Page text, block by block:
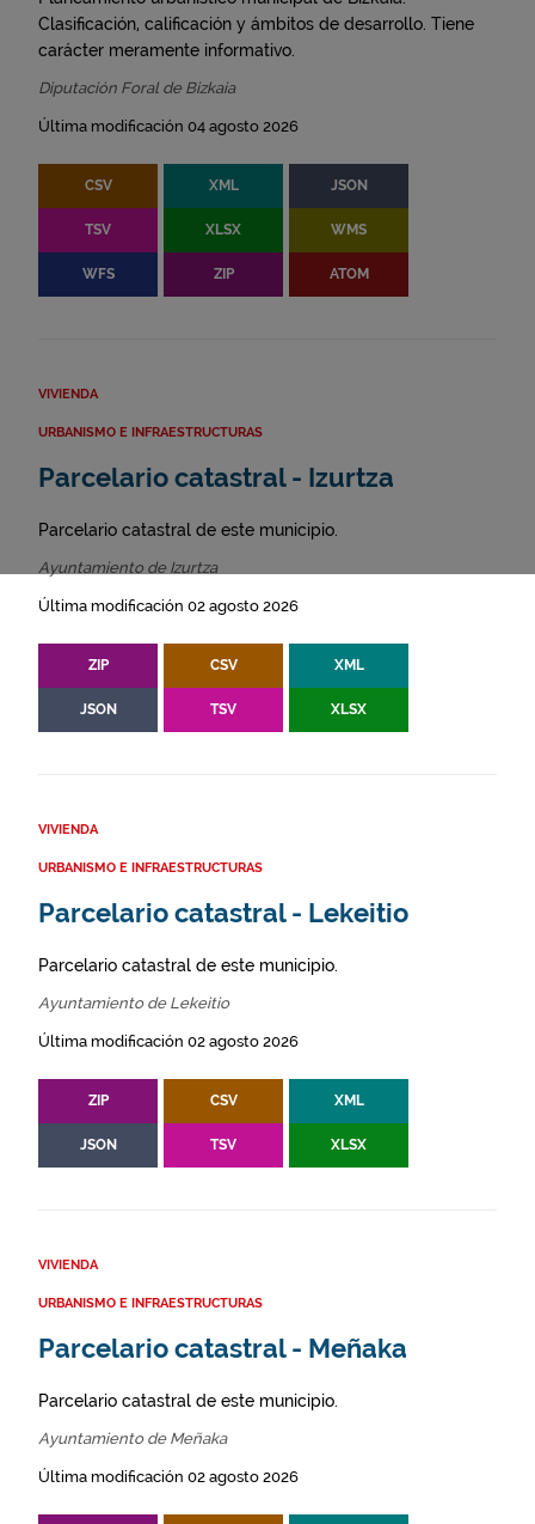
Clasificación, calificación y ámbitos de desarrollo. Tiene
carácter meramente informativo.
Diputación Foral de Bizkaia
Última modificación 04 agosto 2026
CSV XML JSON
TSV XLSX WMS
WFS ZIP ATOM
VIVIENDA
URBANISMO E INFRAESTRUCTURAS
Parcelario catastral - Izurtza
Parcelario catastral de este municipio.
Ayuntamiento de Izurtza
Última modificación 02 agosto 2026
ZIP CSV XML
JSON TSV XLSX
VIVIENDA
URBANISMO E INFRAESTRUCTURAS
Parcelario catastral - Lekeitio
Parcelario catastral de este municipio.
Ayuntamiento de Lekeitio
Última modificación 02 agosto 2026
ZIP CSV XML
JSON TSV XLSX
VIVIENDA
URBANISMO E INFRAESTRUCTURAS
Parcelario catastral - Meñaka
Parcelario catastral de este municipio.
Ayuntamiento de Meñaka
Última modificación 02 agosto 2026